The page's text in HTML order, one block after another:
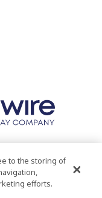
Statement
to the storing of
efforts.